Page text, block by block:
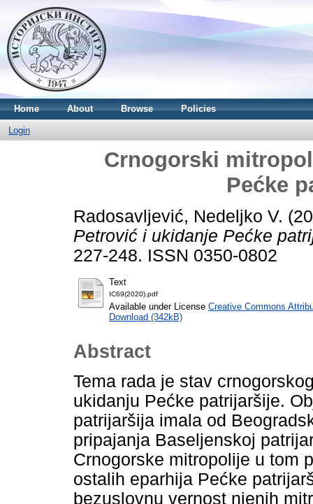
Home About Browse Policies
Login
Crnogorski
Pećke
Radosavljević, Nedeljko V.
Petrović i ukidanje Pećke
227-248. ISSN 0350-0802
Text
IC69(2020).pdf
Available under License Creative Commons
Download (342kB)
Abstract
Tema rada je stav
ukidanju Pećke patrijaršije.
patrijaršija imala od
pripajanja Baseljenskoj
Crnogorske mitropolije u tom
ostalih eparhija Pećke
bezuslovnu vernost njenih